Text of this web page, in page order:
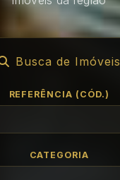
Busca de Imóveis
REFERÊNCIA (CÓD.)
CATEGORIA